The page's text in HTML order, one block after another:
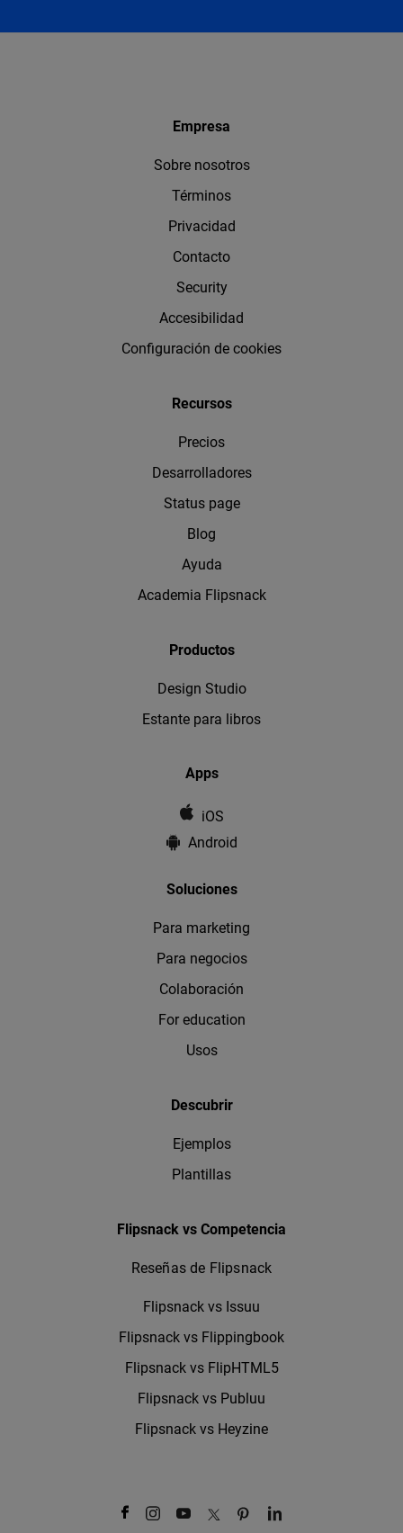
Empresa
Sobre nosotros
Términos
Privacidad
Contacto
Security
Accesibilidad
Configuración de cookies
Recursos
Precios
Desarrolladores
Status page
Blog
Ayuda
Academia Flipsnack
Productos
Design Studio
Estante para libros
Apps
iOS
Android
Soluciones
Para marketing
Para negocios
Colaboración
For education
Usos
Descubrir
Ejemplos
Plantillas
Flipsnack vs Competencia
Reseñas de Flipsnack
Flipsnack vs Issuu
Flipsnack vs Flippingbook
Flipsnack vs FlipHTML5
Flipsnack vs Publuu
Flipsnack vs Heyzine